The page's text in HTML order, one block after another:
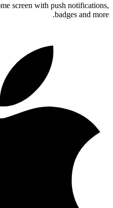
screen with push notifications,
badges and more.